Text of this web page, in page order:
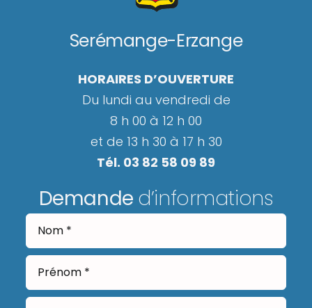
Serémange-Erzange
HORAIRES D’OUVERTURE
Du lundi au vendredi de
8 h 00 à 12 h 00
et de 13 h 30 à 17 h 30
Tél. 03 82 58 09 89
Demande d’informations